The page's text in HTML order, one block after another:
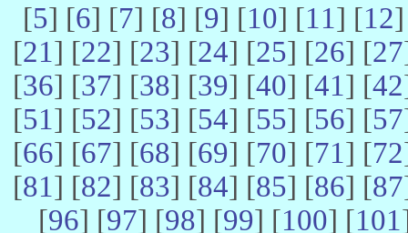
[5] [6] [7] [8] [9] [10] [11] [12
[21] [22] [23] [24] [25] [26] [27
[36] [37] [38] [39] [40] [41] [42
[51] [52] [53] [54] [55] [56] [57
[66] [67] [68] [69] [70] [71] [72
[81] [82] [83] [84] [85] [86] [87
[96] [97] [98] [99] [100] [101